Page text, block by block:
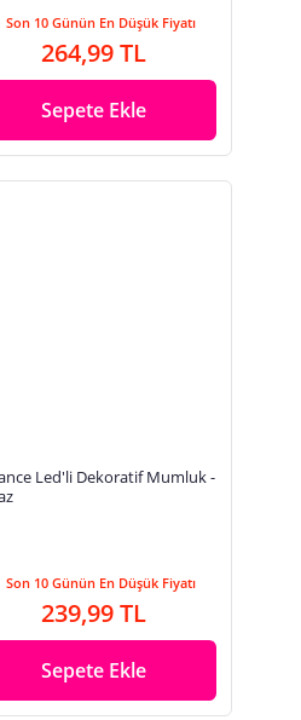
Son 10 Günün En Düşük Fiyatı
264,99 TL
Sepete Ekle
Led'li Dekoratif Mumluk -
Son 10 Günün En Düşük Fiyatı
239,99 TL
Sepete Ekle